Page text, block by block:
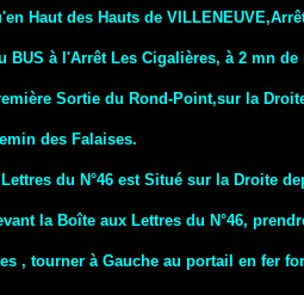
Haut des Hauts de
à l'Arrêt Les Cigalières, à 2 mn de
Sortie du Rond-Point,sur la
des Falaises.
du N°46 est Situé sur la Droite
la Boîte aux Lettres du N°46,
, tourner à Gauche au portail en fer